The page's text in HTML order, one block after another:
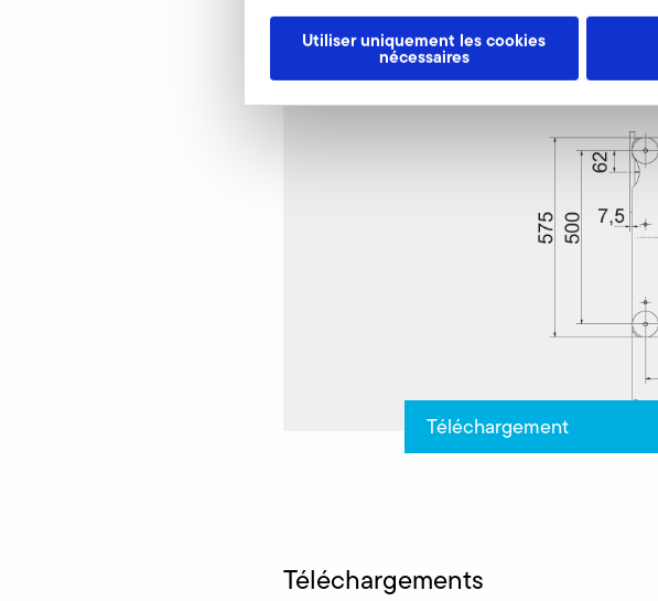
Utiliser uniquement les cookies
nécessaires
Téléchargement
Téléchargements